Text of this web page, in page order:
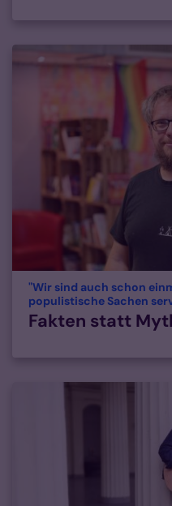
"Wir sind auch schon
populistische Sachen
Fakten statt